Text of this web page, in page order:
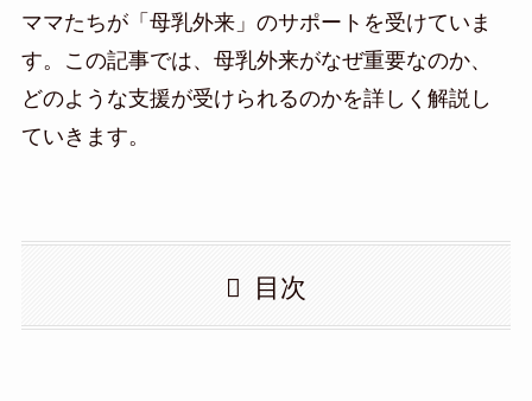
ママたちが「母乳外来」のサポートを受けていま
す。この記事では、母乳外来がなぜ重要なのか、
どのような支援が受けられるのかを詳しく解説し
ていきます。
目次